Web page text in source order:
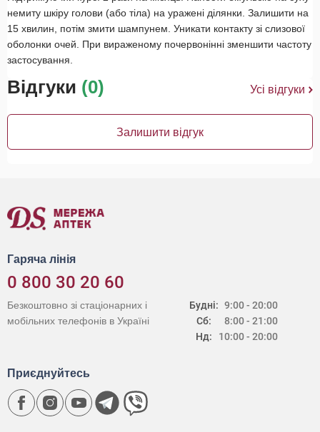
немиту шкіру голови (або тіла) на уражені ділянки. Залишити на
15 хвилин, потім змити шампунем. Уникати контакту зі слизової
оболонки очей. При вираженому почервонінні зменшити частоту
застосування.
Відгуки (0) Усі відгуки
Залишити відгук
Гаряча лінія
0 800 30 20 60
Будні:
Сб:
Нд:
9:00 - 20:00
8:00 - 21:00
10:00 - 20:00
Безкоштовно зі стаціонарних і
мобільних телефонів в Україні
Приєднуйтесь